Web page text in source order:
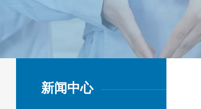
新闻中心